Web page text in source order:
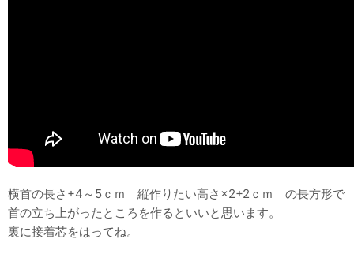
横首の長さ+4～5ｃｍ 縦作りたい高さ×2+2ｃｍ の長方形で
首の立ち上がったところを作るといいと思います。
裏に接着芯をはってね。